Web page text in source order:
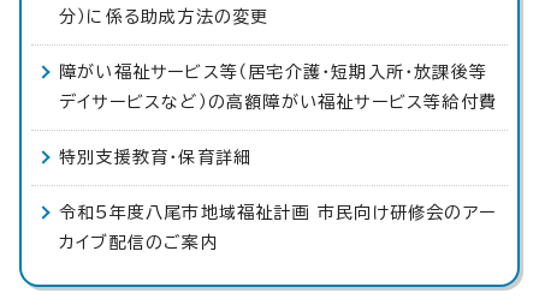
分）に係る助成方法の変更
障がい福祉サービス等（居宅介護・短期入所・放課後等
デイサービスなど）の高額障がい福祉サービス等給付費
特別支援教育・保育詳細
令和5年度八尾市地域福祉計画 市民向け研修会のアー
カイブ配信のご案内